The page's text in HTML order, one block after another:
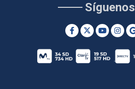
Síguenos